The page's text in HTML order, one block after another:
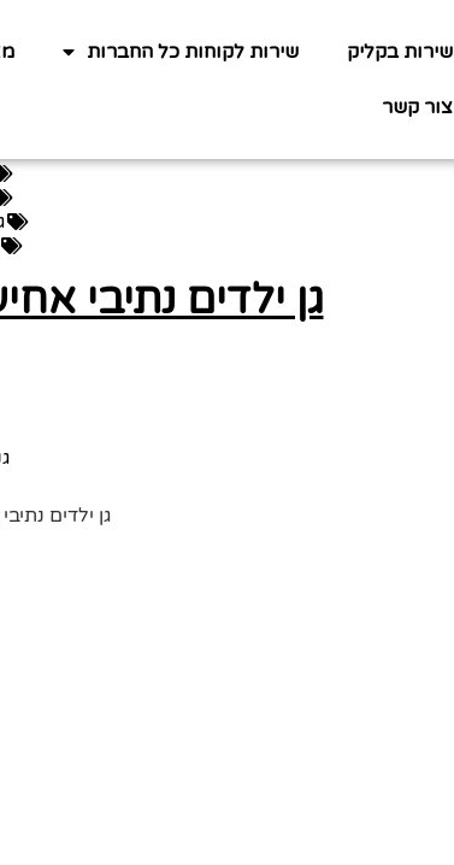
שירות בקליק שירות לקוחות כל החברות
צור קשר
גן ילדים נתיבי
גן ילדים